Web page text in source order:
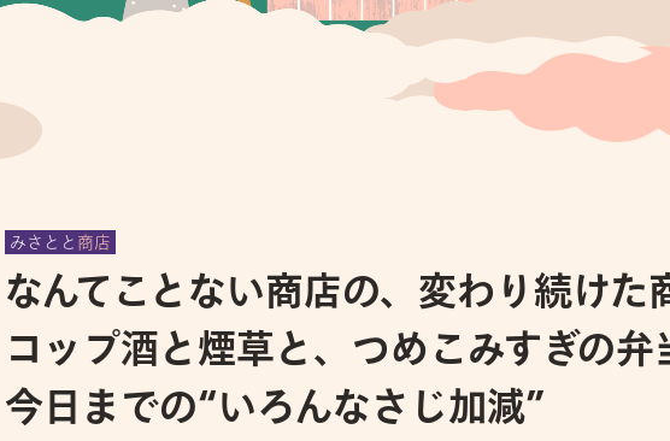
みさとと 商店
なんてことない商店の、変わり続けた
コップ酒と煙草と、つめこみすぎの弁
今日までの“いろんなさじ加減”